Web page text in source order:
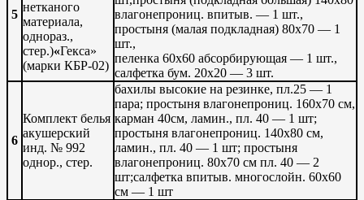
5
нетканого
материала,
однораз.,
стер.)«Гекса»
(марки КБР-02)
влагонепрониц. впитыв. — 1 шт.,
простыня (малая подкладная) 80х70 — 1
шт.,
пеленка 60х60 абсорбирующая — 1 шт.,
салфетка бум. 20х20 — 3 шт.
6
Комплект белья
акушерский
инд. № 992
однор., стер.
бахилы высокие на резинке, пл.25 — 1
пара; простыня влагонепрониц. 160х70 см,
карман 40см, ламин., пл. 40 — 1 шт;
простыня влагонепрониц. 140х80 см,
ламин., пл. 40 — 1 шт; простыня
влагонепрониц. 80х70 см пл. 40 — 2
шт;салфетка впитыв. многослойн. 60х60
см — 1 шт